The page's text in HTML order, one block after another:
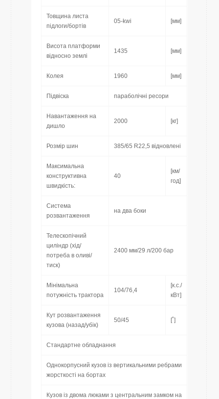
Товщина листа
підлоги/бортів
05-kwi [мм]
Висота платформи
відносно землі
1435 [мм]
Колея 1960 [мм]
Підвіска параболічні ресори
Навантаження на
дишло
2000 [кг]
Розмір шин 385/65 R22,5 відновлені
Максимальна
конструктивна
швидкість:
40
[км/
год]
Система
розвантаження
на два боки
Телескопічний
циліндр (хід/
потреба в оливі/
тиск)
2400 мм/29 л/200 бар
Мінімальна
потужність трактора
104/76,4
[к.с./
кВт]
Кут розвантаження
кузова (назад/убік)
50/45 [˚]
Стандартне обладнання
Однокорпусний кузов із вертикальними ребрами
жорсткості на бортах
Кузов із двома люками з центральним замком на